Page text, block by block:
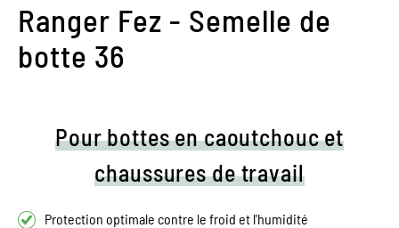
Ranger Fez - Semelle de
botte 36
Pour bottes en caoutchouc et
chaussures de travail
Protection optimale contre le froid et l'humidité